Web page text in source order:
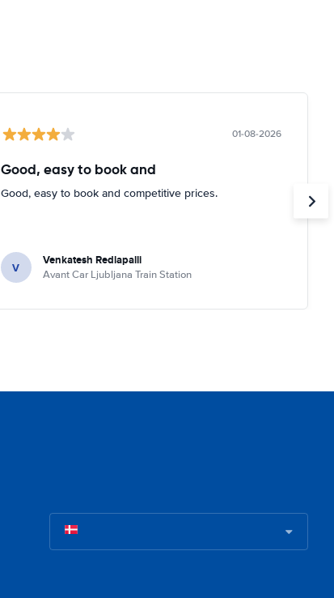
01-08-2026
Good, easy to book and
Good, easy to book and competitive prices.
V Venkatesh Redlapalli
Avant Car Ljubljana Train Station